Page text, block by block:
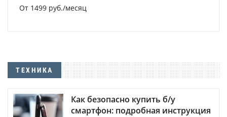
От 1499 руб./месяц
ТЕХНИКА
Как безопасно купить б/у
смартфон: подробная инструкция